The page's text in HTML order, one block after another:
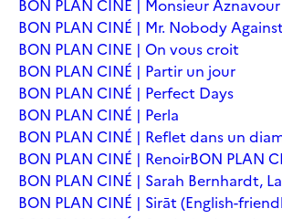
BON PLAN CINÉ | Monsieur Aznavour
BON PLAN CINÉ | Mr. Nobody
BON PLAN CINE | On vous croit
BON PLAN CINÉ | Partir un jour
BON PLAN CINÉ | Perfect Days
BON PLAN CINÉ | Perla
BON PLAN CINÉ | Reflet dans un
BON PLAN CINÉ | RenoirBON PLAN
BON PLAN CINÉ | Sarah Bernhardt,
BON PLAN CINÉ | Sirāt (English-